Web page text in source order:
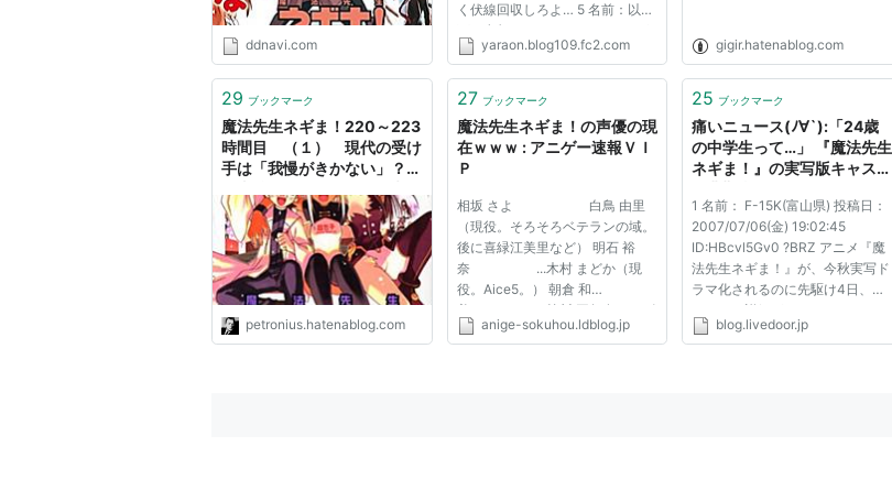
ddnavi.com
く伏線回収しろよ… 5 名前：以
下、名無しにかわりましてVIPが
お送りします[sage] 投稿日：
ID:0dJmEA9P0 ロング亜子可愛
いれす(^q^) 8 名前：以下、名無
しにかわりま...
yaraon.blog109.fc2.com gigir.hatenablog.com
29 ブックマーク
魔法先生ネギま！220～223
時間目 （１） 現代の受け
手は「我慢がきかない」？～
るか？ - 物語三昧～できれば
より深く物語を楽しむために
petronius.hatenablog.com
27 ブックマーク
魔法先生ネギま！の声優の現
在ｗｗｗ : アニゲー速報ＶＩ
Ｐ
相坂 さよ 白鳥 由里
（現役。そろそろベテランの域。
後に喜緑江美里など） 明石 裕
奈 ...木村 まどか（現
役。Aice5。） 朝倉 和
美 ...笹川 亜矢奈（デビ
ュー作。現在は舞台俳優。声優業
anige-sokuhou.ldblog.jp
25 ブックマーク
痛いニュース(ﾉ∀`):「24歳
の中学生って…」 『魔法先生
ネギま！』の実写版キャスト
1 名前： F-15K(富山県) 投稿日：
2007/07/06(金) 19:02:45
ID:HBcvl5Gv0 ?BRZ アニメ『魔
法先生ネギま！』が、今秋実写ド
ラマ化されるのに先駆け4日、キ
ャストの詳細がスターチャイルド
の公式HPで発表され、ブログで
blog.livedoor.jp